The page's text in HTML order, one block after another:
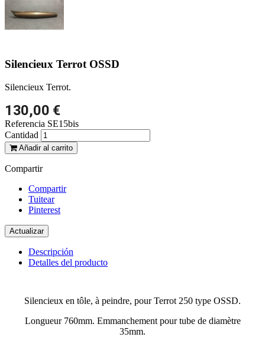
Silencieux Terrot OSSD
Silencieux Terrot.
130,00 €
Referencia SE15bis
Cantidad
Añadir al carrito
Compartir
Compartir
Tuitear
Pinterest
Descripción
Detalles del producto
Silencieux en tôle, à peindre, pour Terrot 250 type OSSD.
Longueur 760mm. Emmanchement pour tube de diamètre
35mm.